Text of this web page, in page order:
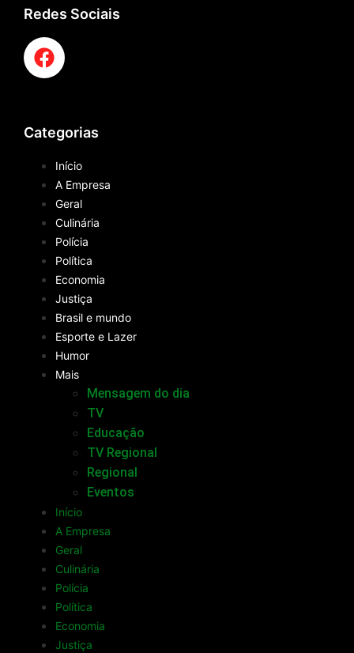
Redes Sociais
Categorias
Início
A Empresa
Geral
Culinária
Polícia
Política
Economia
Justiça
Brasil e mundo
Esporte e Lazer
Humor
Mais
Mensagem do dia
TV
Educação
TV Regional
Regional
Eventos
Início
A Empresa
Geral
Culinária
Polícia
Política
Economia
Justiça